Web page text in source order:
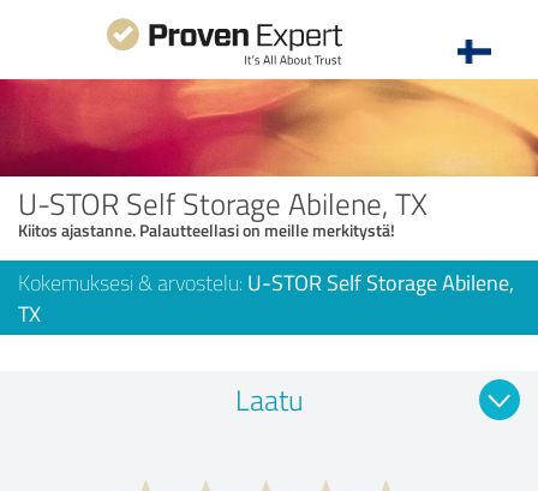
U-STOR Self Storage Abilene, TX
Kiitos ajastanne. Palautteellasi on meille merkitystä!
Kokemuksesi & arvostelu: U-STOR Self Storage Abilene,
TX
Laatu